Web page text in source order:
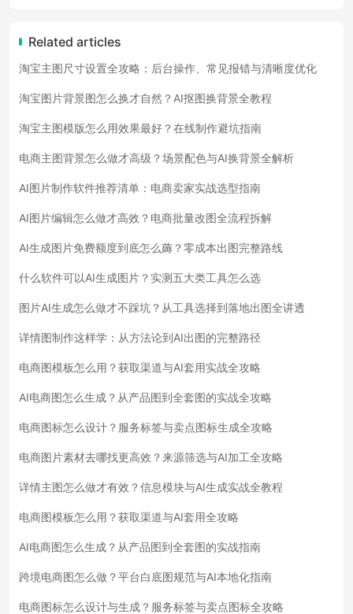
Related articles
淘宝主图尺寸设置全攻略：后台操作、常见报错与清晰度优化
淘宝图片背景图怎么换才自然？AI抠图换背景全教程
淘宝主图模版怎么用效果最好？在线制作避坑指南
电商主图背景怎么做才高级？场景配色与AI换背景全解析
AI图片制作软件推荐清单：电商卖家实战选型指南
AI图片编辑怎么做才高效？电商批量改图全流程拆解
AI生成图片免费额度到底怎么薅？零成本出图完整路线
什么软件可以AI生成图片？实测五大类工具怎么选
图片AI生成怎么做才不踩坑？从工具选择到落地出图全讲透
详情图制作这样学：从方法论到AI出图的完整路径
电商图模板怎么用？获取渠道与AI套用实战全攻略
AI电商图怎么生成？从产品图到全套图的实战全攻略
电商图标怎么设计？服务标签与卖点图标生成全攻略
电商图片素材去哪找更高效？来源筛选与AI加工全攻略
详情主图怎么做才有效？信息模块与AI生成实战全教程
电商图模板怎么用？获取渠道与AI套用全攻略
AI电商图怎么生成？从产品图到全套图的实战指南
跨境电商图怎么做？平台白底图规范与AI本地化指南
电商图标怎么设计与生成？服务标签与卖点图标全攻略